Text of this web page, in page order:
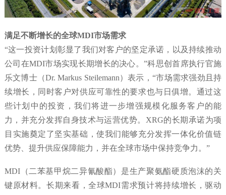
满足不断增长的全球MDI市场需求
“这一投资计划彰显了我们对客户的坚定承诺，以及持续推动
公司在MDI市场实现长期增长的决心。”科思创首席执行官施
乐文博士（Dr. Markus Steilemann）表示，“市场需求强劲且持
续增长，同时客户对供应可靠性的要求也与日俱增。通过这
些计划中的投资，我们将进一步增强规模化服务客户的能
力，并充分发挥自身技术与运营优势。XRG的长期承诺为项
目实施奠定了坚实基础，使我们能够充分发挥一体化价值链
优势、提升供应保障能力，并在全球市场中保持竞争力。”
MDI（二苯基甲烷二异氰酸酯）是生产聚氨酯硬质泡沫的关
键原材料。长期来看，全球MDI需求预计将持续增长，驱动